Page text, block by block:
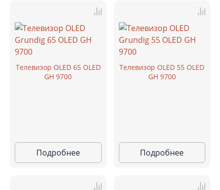
Телевизор OLED 65 OLED
GH 9700
Подробнее
Телевизор OLED 55 OLED
GH 9700
Подробнее